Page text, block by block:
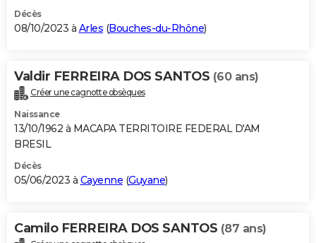
Décès
08/10/2023 à Arles (Bouches-du-Rhône)
Valdir FERREIRA DOS SANTOS (60 ans)
Créer une cagnotte obsèques
Naissance
13/10/1962 à MACAPA TERRITOIRE FEDERAL D'AM
BRESIL
Décès
05/06/2023 à Cayenne (Guyane)
Camilo FERREIRA DOS SANTOS (87 ans)